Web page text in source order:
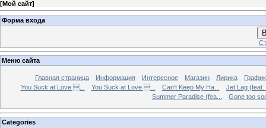
[Мой сайт]
Форма входа
Меню сайта
Главная страница Информация Интересное Магазин Лирика
You Suck at Love ...
You Suck at Love ... Can't Keep My Ha...
Jet Lag (feat.
Summer Paradise (fea...
Gone too
Categories